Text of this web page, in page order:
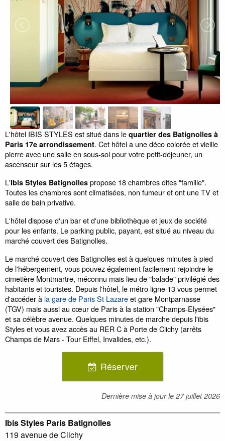
L'hôtel IBIS STYLES est situé dans le quartier des Batignolles à
Paris 17e arrondissement. Cet hôtel a une déco colorée et vieille
pierre avec une salle en sous-sol pour votre petit-déjeuner, un
ascenseur sur les 5 étages.
L'Ibis Styles Batignolles propose 18 chambres dites "famille".
Toutes les chambres sont climatisées, non fumeur et ont une TV et
salle de bain privative.
L'hôtel dispose d'un bar et d'une bibliothèque et jeux de société
pour les enfants. Le parking public, payant, est situé au niveau du
marché couvert des Batignolles.
Le marché couvert des Batignolles est à quelques minutes à pied
de l'hébergement, vous pouvez également facilement rejoindre le
cimetière Montmartre, méconnu mais lieu de "balade" privilégié des
habitants et touristes. Depuis l'hôtel, le métro ligne 13 vous permet
d'accéder à la gare de Paris St Lazareet gare Montparnasse
(TGV) mais aussi au cœur de Paris à la station "Champs-Elysées"
et sa célèbre avenue. Quelques minutes de marche depuis l'ibis
Styles et vous avez accès au RER C à Porte de Clichy (arrêts
Champs de Mars - Tour Eiffel, Invalides, etc.).
Réserver
Dernière mise à jour le 27 juillet 2026
Ibis Styles Paris Batignolles
119 avenue de Clichy